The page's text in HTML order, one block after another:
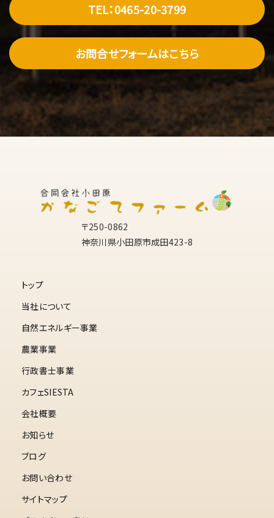
TEL：0465-20-3799
お問合せフォームはこちら
〒250-0862
神奈川県小田原市成田423-8
トップ
当社について
自然エネルギー事業
農業事業
行政書士事業
カフェSIESTA
会社概要
お知らせ
ブログ
お問い合わせ
サイトマップ